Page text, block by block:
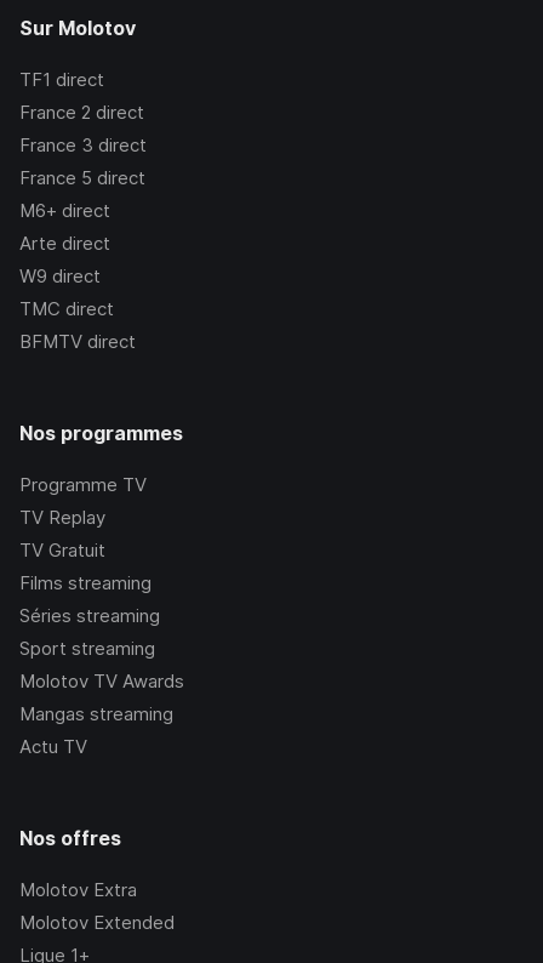
Sur Molotov
TF1 direct
France 2 direct
France 3 direct
France 5 direct
M6+ direct
Arte direct
W9 direct
TMC direct
BFMTV direct
Nos programmes
Programme TV
TV Replay
TV Gratuit
Films streaming
Séries streaming
Sport streaming
Molotov TV Awards
Mangas streaming
Actu TV
Nos offres
Molotov Extra
Molotov Extended
Ligue 1+